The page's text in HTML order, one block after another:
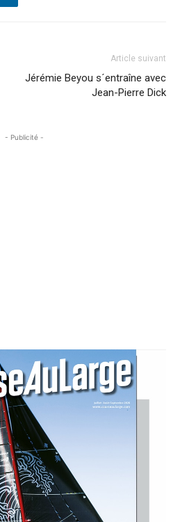
Article suivant
Jérémie Beyou s´entraîne avec
Jean-Pierre Dick
- Publicité -